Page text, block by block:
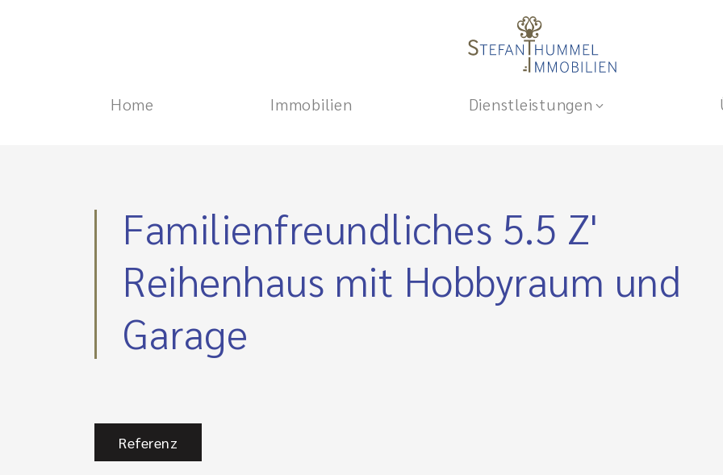
Home Immobilien Dienstleistungen
Familienfreundliches 5.5 Z'
Reihenhaus mit Hobbyraum und
Garage
Referenz